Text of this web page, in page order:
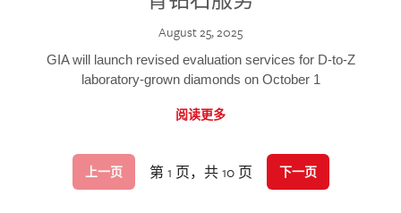
August 25, 2025
GIA will launch revised evaluation services for D-to-Z
laboratory-grown diamonds on October 1
阅读更多
上一页 第 1 页，共 10 页 下一页